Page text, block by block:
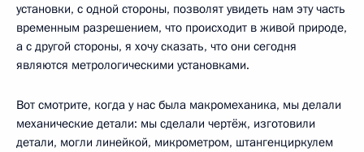
установки, с одной стороны, позволят увидеть нам эту часть
временным разрешением, что происходит в живой природе,
а с другой стороны, я хочу сказать, что они сегодня
являются метрологическими установками.
Вот смотрите, когда у нас была макромеханика, мы делали
механические детали: мы сделали чертёж, изготовили
детали, могли линейкой, микрометром, штангенциркулем